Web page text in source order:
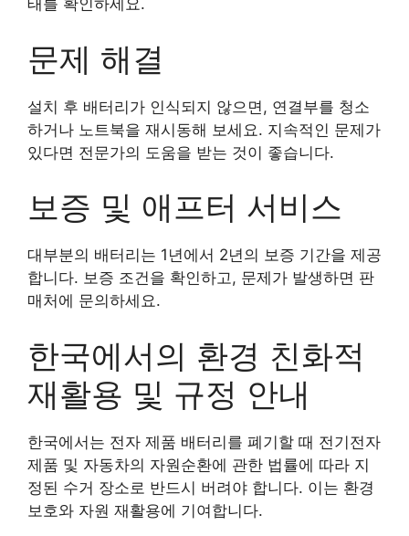
태를 확인하세요.
문제 해결
설치 후 배터리가 인식되지 않으면, 연결부를 청소
하거나 노트북을 재시동해 보세요. 지속적인 문제가
있다면 전문가의 도움을 받는 것이 좋습니다.
보증 및 애프터 서비스
대부분의 배터리는 1년에서 2년의 보증 기간을 제공
합니다. 보증 조건을 확인하고, 문제가 발생하면 판
매처에 문의하세요.
한국에서의 환경 친화적
재활용 및 규정 안내
한국에서는 전자 제품 배터리를 폐기할 때 전기전자
제품 및 자동차의 자원순환에 관한 법률에 따라 지
정된 수거 장소로 반드시 버려야 합니다. 이는 환경
보호와 자원 재활용에 기여합니다.